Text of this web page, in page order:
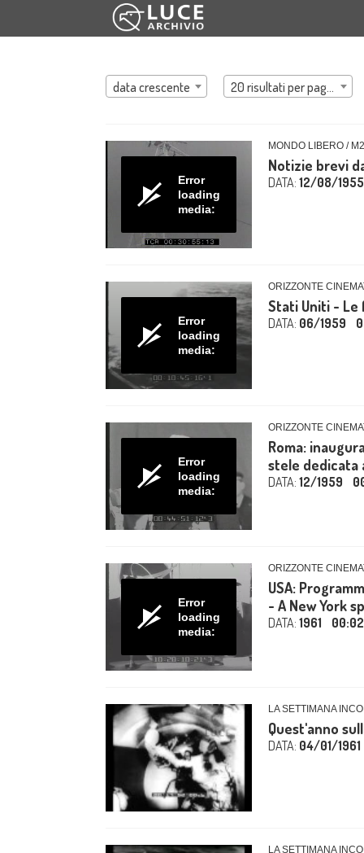
data crescente 20 risultati per pagina
Error
loading
media:
MONDO LIBERO /
Notizie brevi
DATA: 12/08/1955
Error
loading
media:
ORIZZONTE
Stati Uniti - Le
DATA: 06/1959
Error
loading
media:
ORIZZONTE
Roma:
stele dedicata
DATA: 12/1959
Error
loading
media:
ORIZZONTE
USA:
- A New York
DATA: 1961
LA SETTIMANA
Quest'anno
DATA: 04/01/1961
LA SETTIMANA